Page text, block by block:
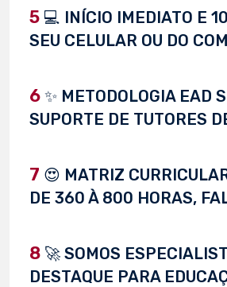
5 💻 INÍCIO IMEDIATO E
SEU CELULAR OU DO
6 ✨ METODOLOGIA EAD
SUPORTE DE TUTORES
7 😍 MATRIZ
DE 360 À 800 HORAS,
8 🚀 SOMOS
DESTAQUE PARA